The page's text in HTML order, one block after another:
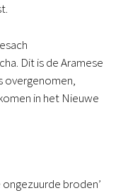
Dit is de Aramese
overgenomen,
in het Nieuwe
broden’